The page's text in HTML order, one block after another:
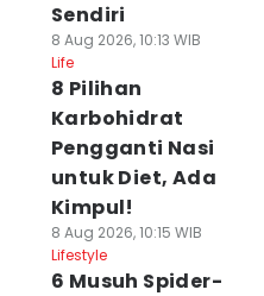
Sendiri
8 Aug 2026, 10:13 WIB
Life
8 Pilihan
Karbohidrat
Pengganti Nasi
untuk Diet, Ada
Kimpul!
8 Aug 2026, 10:15 WIB
Lifestyle
6 Musuh Spider-